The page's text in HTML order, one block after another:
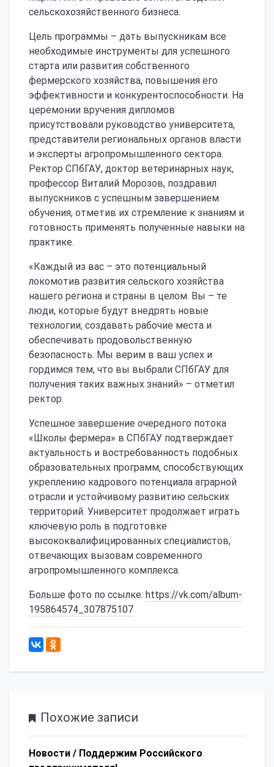
сельскохозяйственного бизнеса.
Цель программы – дать выпускникам все
необходимые инструменты для успешного
старта или развития собственного
фермерского хозяйства, повышения его
эффективности и конкурентоспособности. На
церемонии вручения дипломов
присутствовали руководство университета,
представители региональных органов власти
и эксперты агропромышленного сектора.
Ректор СПбГАУ, доктор ветеринарных наук,
профессор Виталий Морозов, поздравил
выпускников с успешным завершением
обучения, отметив их стремление к знаниям и
готовность применять полученные навыки на
практике.
«Каждый из вас – это потенциальный
локомотив развития сельского хозяйства
нашего региона и страны в целом. Вы – те
люди, которые будут внедрять новые
технологии, создавать рабочие места и
обеспечивать продовольственную
безопасность. Мы верим в ваш успех и
гордимся тем, что вы выбрали СПбГАУ для
получения таких важных знаний» – отметил
ректор.
Успешное завершение очередного потока
«Школы фермера» в СПбГАУ подтверждает
актуальность и востребованность подобных
образовательных программ, способствующих
укреплению кадрового потенциала аграрной
отрасли и устойчивому развитию сельских
территорий. Университет продолжает играть
ключевую роль в подготовке
высококвалифицированных специалистов,
отвечающих вызовам современного
агропромышленного комплекса.
Больше фото по ссылке: https://vk.com/album-
195864574_307875107
Похожие записи
Новости / Поддержим Российского